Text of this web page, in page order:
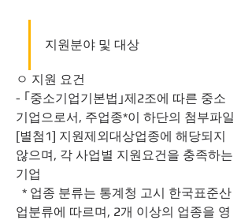
지원분야 및 대상
ㅇ 지원 요건
- ｢중소기업기본법｣제2조에 따른 중소
기업으로서, 주업종*이 하단의 첨부파일
[별첨1] 지원제외대상업종에 해당되지
않으며, 각 사업별 지원요건을 충족하는
기업
업분류에 따르며, 2개 이상의 업종을 영